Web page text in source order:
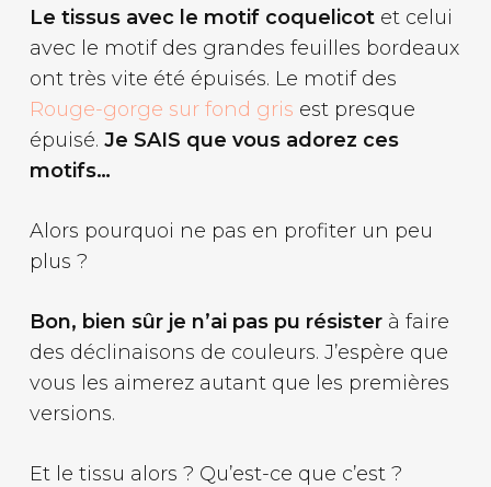
Le tissus avec le motif coquelicot et celui
avec le motif des grandes feuilles bordeaux
ont très vite été épuisés. Le motif des
Rouge-gorge sur fond gris est presque
épuisé. Je SAIS que vous adorez ces
motifs…
Alors pourquoi ne pas en profiter un peu
plus ?
Bon, bien sûr je n’ai pas pu résister à faire
des déclinaisons de couleurs. J’espère que
vous les aimerez autant que les premières
versions.
Et le tissu alors ? Qu’est-ce que c’est ?